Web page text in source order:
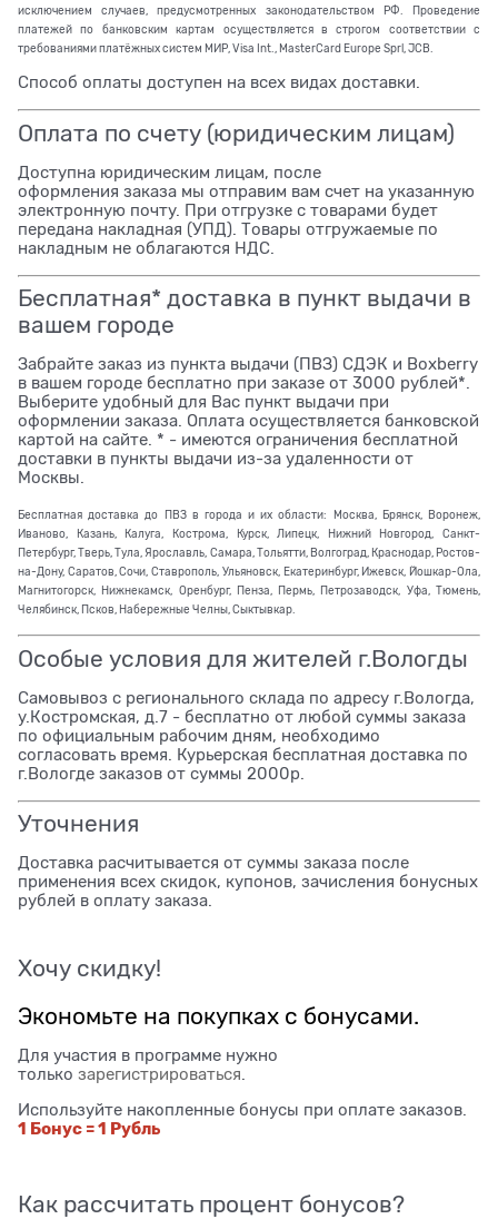
исключением случаев, предусмотренных законодательством РФ. Проведение
платежей по банковским картам осуществляется в строгом соответствии с
требованиями платёжных систем МИР, Visa Int., MasterCard Europe Sprl, JCB.
Способ оплаты доступен на всех видах доставки.
Оплата по счету (юридическим лицам)
Доступна юридическим лицам, после
оформления заказа мы отправим вам счет на указанную
электронную почту. При отгрузке с товарами будет
передана накладная (УПД). Товары отгружаемые по
накладным не облагаются НДС.
Бесплатная* доставка в пункт выдачи в
вашем городе
Забрайте заказ из пункта выдачи (ПВЗ) СДЭК и Boxberry
в вашем городе бесплатно при заказе от 3000 рублей*.
Выберите удобный для Вас пункт выдачи при
оформлении заказа. Оплата осуществляется банковской
картой на сайте. * - имеются ограничения бесплатной
доставки в пункты выдачи из-за удаленности от
Москвы.
Бесплатная доставка до ПВЗ в города и их области: Москва, Брянск, Воронеж,
Иваново, Казань, Калуга, Кострома, Курск, Липецк, Нижний Новгород, Санкт-
Петербург, Тверь, Тула, Ярославль, Самара, Тольятти, Волгоград, Краснодар, Ростов-
на-Дону, Саратов, Сочи, Ставрополь, Ульяновск, Екатеринбург, Ижевск, Йошкар-Ола,
Магнитогорск, Нижнекамск, Оренбург, Пенза, Пермь, Петрозаводск, Уфа, Тюмень,
Челябинск, Псков, Набережные Челны, Сыктывкар.
Особые условия для жителей г.Вологды
Самовывоз с регионального склада по адресу г.Вологда,
у.Костромская, д.7 - бесплатно от любой суммы заказа
по официальным рабочим дням, необходимо
согласовать время. Курьерская бесплатная доставка по
г.Вологде заказов от суммы 2000р.
Уточнения
Доставка расчитывается от суммы заказа после
применения всех скидок, купонов, зачисления бонусных
рублей в оплату заказа.
Хочу скидку!
Экономьте на покупках с бонусами.
Для участия в программе нужно
только зарегистрироваться
Используйте накопленные бонусы при оплате заказов.
1 Бонус = 1 Рубль
Как рассчитать процент бонусов?